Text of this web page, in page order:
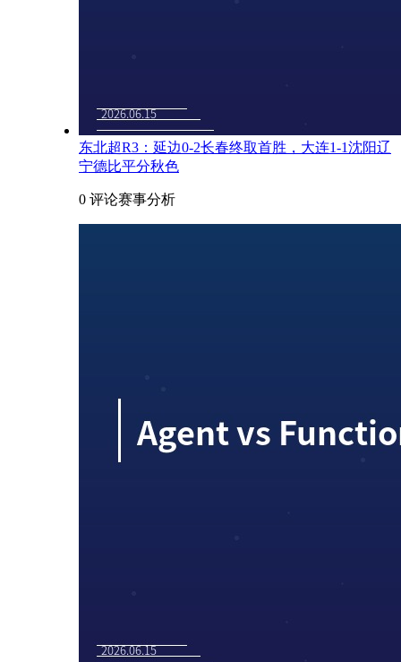
东北超R3：延边0-2长春终取首胜，大连1-1沈阳辽
宁德比平分秋色
0 评论赛事分析